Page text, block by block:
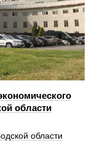
области
области